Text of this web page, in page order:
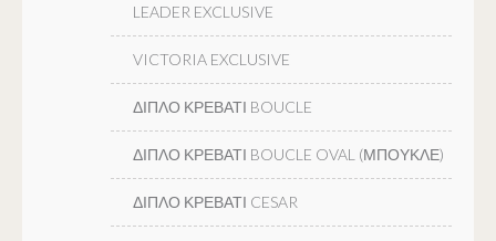
LEADER EXCLUSIVE
VICTORIA EXCLUSIVE
ΔΙΠΛΟ ΚΡΕΒΑΤΙ BOUCLE
ΔΙΠΛΟ ΚΡΕΒΑΤΙ BOUCLE OVAL (ΜΠΟΥΚΛΕ)
ΔΙΠΛΟ ΚΡΕΒΑΤΙ CESAR